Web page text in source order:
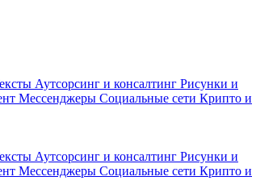
Аутсорсинг и консалтинг Рисунки и
Мессенджеры Социальные сети Крипто и
Аутсорсинг и консалтинг Рисунки и
Мессенджеры Социальные сети Крипто и